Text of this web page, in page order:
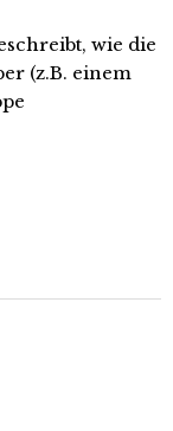
wie die
(z.B. einem